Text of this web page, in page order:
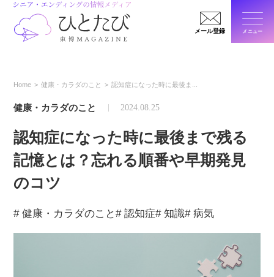
メール登録 メニュー
Home 健康・カラダのこと 認知症になった時に最後ま...
健康・カラダのこと 2024.08.25
認知症になった時に最後まで残る
記憶とは？忘れる順番や早期発見
のコツ
# 健康・カラダのこと# 認知症# 知識# 病気